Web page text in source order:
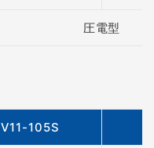
圧電型
V11-105S